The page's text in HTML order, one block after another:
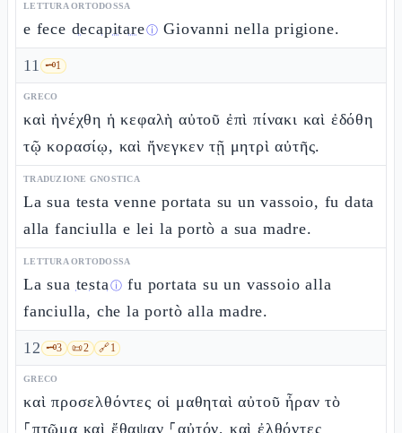
LETTURA ORTODOSSA
e fece decapitareⓘ Giovanni nella prigione.
11 🗝️1
GRECO
καὶ ἠνέχθη ἡ κεφαλὴ αὐτοῦ ἐπὶ πίνακι καὶ ἐδόθη
τῷ κορασίῳ, καὶ ἤνεγκεν τῇ μητρὶ αὐτῆς.
TRADUZIONE GNOSTICA
La sua testa venne portata su un vassoio, fu data
alla fanciulla e lei la portò a sua madre.
LETTURA ORTODOSSA
La sua testaⓘ fu portata su un vassoio alla
fanciulla, che la portò alla madre.
12 🗝️3 📜2 🔗1
GRECO
καὶ προσελθόντες οἱ μαθηταὶ αὐτοῦ ἦραν τὸ
⸀πτῶμα καὶ ἔθαψαν ⸀αὐτόν, καὶ ἐλθόντες